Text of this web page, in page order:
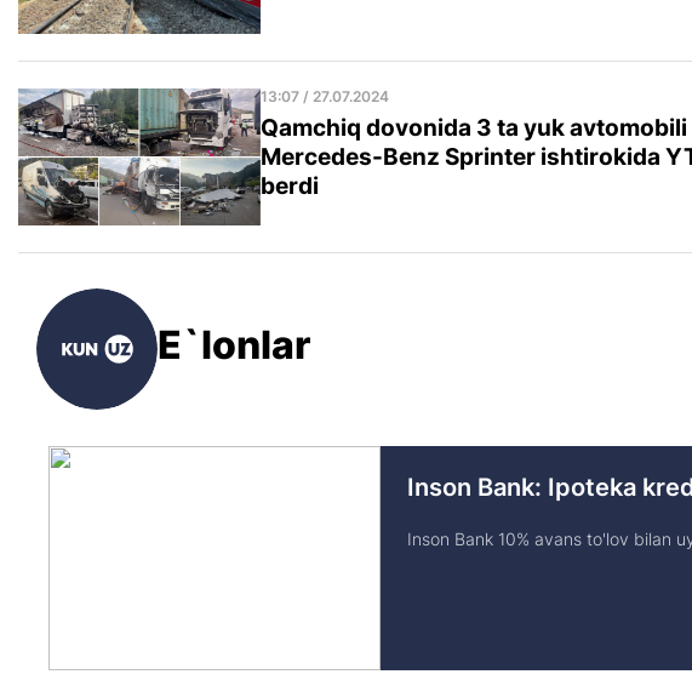
13:07 / 27.07.2024
Qamchiq dovonida 3 ta yuk avtomobili
Mercedes-Benz Sprinter ishtirokida
berdi
E`lonlar
Inson Bank: Ipoteka
Inson Bank 10% avans to'lov bilan